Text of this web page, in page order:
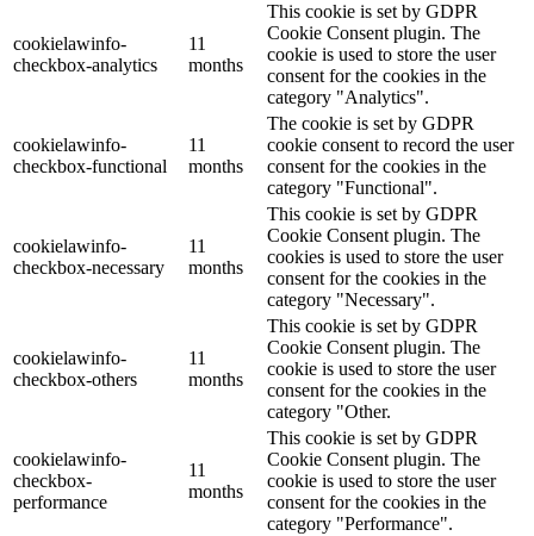
cookielawinfo-
checkbox-analytics
11
months
This cookie is set by GDPR
Cookie Consent plugin. The
cookie is used to store the user
consent for the cookies in the
category "Analytics".
cookielawinfo-
checkbox-functional
11
months
The cookie is set by GDPR
cookie consent to record the user
consent for the cookies in the
category "Functional".
cookielawinfo-
checkbox-necessary
11
months
This cookie is set by GDPR
Cookie Consent plugin. The
cookies is used to store the user
consent for the cookies in the
category "Necessary".
cookielawinfo-
checkbox-others
11
months
This cookie is set by GDPR
Cookie Consent plugin. The
cookie is used to store the user
consent for the cookies in the
category "Other.
cookielawinfo-
checkbox-
performance
11
months
This cookie is set by GDPR
Cookie Consent plugin. The
cookie is used to store the user
consent for the cookies in the
category "Performance".